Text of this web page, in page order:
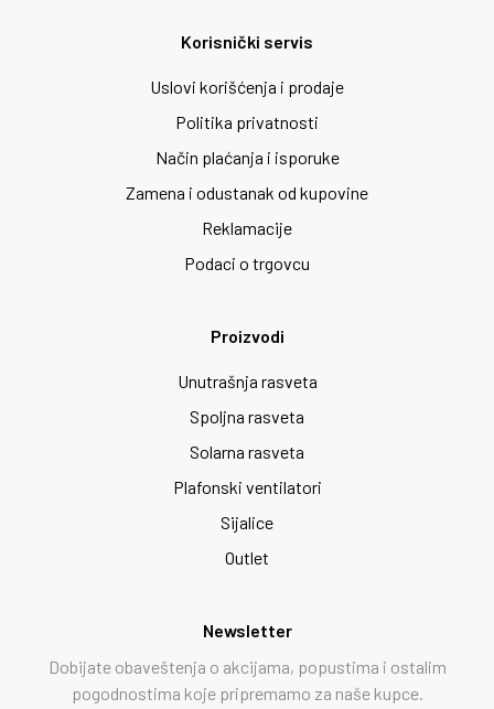
Korisnički servis
Uslovi korišćenja i prodaje
Politika privatnosti
Način plaćanja i isporuke
Zamena i odustanak od kupovine
Reklamacije
Podaci o trgovcu
Proizvodi
Unutrašnja rasveta
Spoljna rasveta
Solarna rasveta
Plafonski ventilatori
Sijalice
Outlet
Newsletter
Dobijate obaveštenja o akcijama, popustima i ostalim
pogodnostima koje pripremamo za naše kupce.